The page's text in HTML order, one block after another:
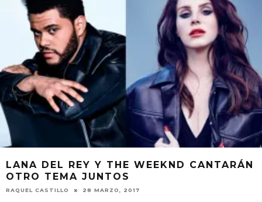
LANA DEL REY Y THE WEEKND CANTARÁN
OTRO TEMA JUNTOS
RAQUEL CASTILLO 28 MARZO, 2017